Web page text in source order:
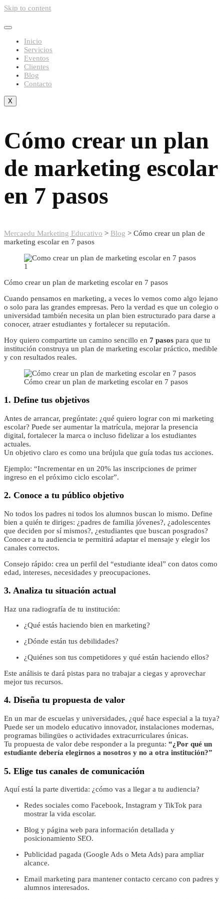
Skip to content
Inicio
Servicios
Eventos
Clientes
Blog
Contacto
X
Cómo crear un plan
de marketing escolar
en 7 pasos
Mercaedu Marketing Educativo > Blog > Cómo crear un plan de
marketing escolar en 7 pasos
Cómo crear un plan de marketing escolar en 7 pasos
Cuando pensamos en marketing, a veces lo vemos como algo lejano
o solo para las grandes empresas. Pero la verdad es que un colegio o
universidad también necesita un plan bien estructurado para darse a
conocer, atraer estudiantes y fortalecer su reputación.
Hoy quiero compartirte un camino sencillo en 7 pasos para que tu
institución construya un plan de marketing escolar práctico, medible
y con resultados reales.
Cómo crear un plan de marketing escolar en 7 pasos
1. Define tus objetivos
Antes de arrancar, pregúntate: ¿qué quiero lograr con mi marketing
escolar? Puede ser aumentar la matrícula, mejorar la presencia
digital, fortalecer la marca o incluso fidelizar a los estudiantes
actuales.
Un objetivo claro es como una brújula que guía todas tus acciones.
Ejemplo: “Incrementar en un 20% las inscripciones de primer
ingreso en el próximo ciclo escolar”.
2. Conoce a tu público objetivo
No todos los padres ni todos los alumnos buscan lo mismo. Define
bien a quién te diriges: ¿padres de familia jóvenes?, ¿adolescentes
que deciden por sí mismos?, ¿estudiantes que buscan posgrados?
Conocer a tu audiencia te permitirá adaptar el mensaje y elegir los
canales correctos.
Consejo rápido: crea un perfil del “estudiante ideal” con datos como
edad, intereses, necesidades y preocupaciones.
3. Analiza tu situación actual
Haz una radiografía de tu institución:
¿Qué estás haciendo bien en marketing?
¿Dónde están tus debilidades?
¿Quiénes son tus competidores y qué están haciendo ellos?
Este análisis te dará pistas para no trabajar a ciegas y aprovechar
mejor tus recursos.
4. Diseña tu propuesta de valor
En un mar de escuelas y universidades, ¿qué hace especial a la tuya?
Puede ser un modelo educativo innovador, instalaciones modernas,
programas bilingües o actividades extracurriculares únicas.
Tu propuesta de valor debe responder a la pregunta: “¿Por qué un
estudiante debería elegirnos a nosotros y no a otra institución?”
5. Elige tus canales de comunicación
Aquí está la parte divertida: ¿cómo vas a llegar a tu audiencia?
Redes sociales como Facebook, Instagram y TikTok para
mostrar la vida escolar.
Blog y página web para información detallada y
posicionamiento SEO.
Publicidad pagada (Google Ads o Meta Ads) para ampliar
alcance.
Email marketing para mantener contacto cercano con padres y
alumnos interesados.